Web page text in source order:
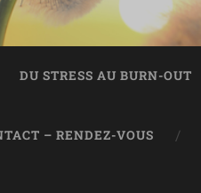
DU STRESS AU BURN-OUT
– RENDEZ-VOUS